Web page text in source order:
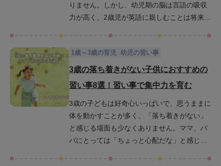
りません。しかし、幼児期の脳は言語の吸収
力が高く、2歳児が英語に親しむことは将来の
ムに楽しく触れることが大切です。この記事
では、2歳から英語を始めることのメリットや
注意点、おすすめの学習方法などをわかりや
すくご紹介します。ぜひこの記事を参考に、
親子で英語に触れる時間を明日から始めてみ
てください。
1歳～3歳の育児 幼児の習い事
3歳の落ち着きがない子供におすすめの
習い事8選！習い事で集中力を育む
3歳の子どもは好奇心いっぱいで、思うままに
体を動かすことが多く、「落ち着きがない」
と感じる場面も少なくありません。ママ、パ
パにとっては「ちょっと心配だな」と感じる